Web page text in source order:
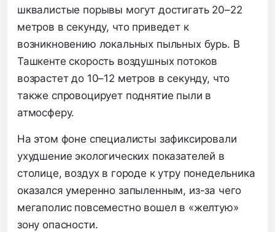
шквалистые порывы могут достигать 20–22
метров в секунду, что приведет к
возникновению локальных пыльных бурь. В
Ташкенте скорость воздушных потоков
возрастет до 10–12 метров в секунду, что
также спровоцирует поднятие пыли в
атмосферу.
На этом фоне специалисты зафиксировали
ухудшение экологических показателей в
столице, воздух в городе к утру понедельника
оказался умеренно запыленным, из-за чего
мегаполис повсеместно вошел в «желтую»
зону опасности.